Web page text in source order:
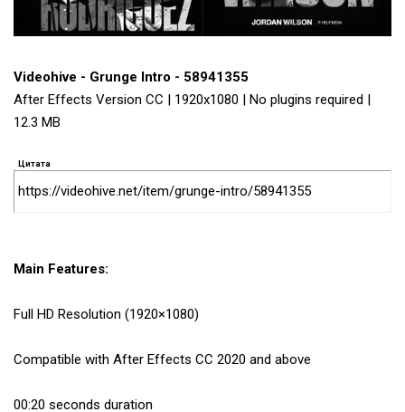
Videohive - Grunge Intro - 58941355
After Effects Version CC | 1920x1080 | No plugins required |
12.3 MB
Цитата
https://videohive.net/item/grunge-intro/58941355
Main Features:
Full HD Resolution (1920×1080)
Compatible with After Effects CC 2020 and above
00:20 seconds duration